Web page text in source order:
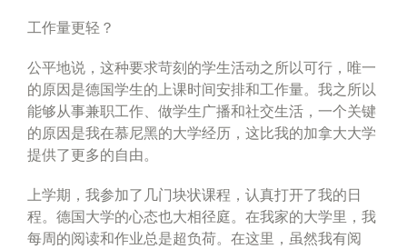
工作量更轻？
公平地说，这种要求苛刻的学生活动之所以可行，唯一
的原因是德国学生的上课时间安排和工作量。我之所以
能够从事兼职工作、做学生广播和社交生活，一个关键
的原因是我在慕尼黑的大学经历，这比我的加拿大大学
提供了更多的自由。
上学期，我参加了几门块状课程，认真打开了我的日
程。德国大学的心态也大相径庭。在我家的大学里，我
每周的阅读和作业总是超负荷。在这里，虽然我有阅